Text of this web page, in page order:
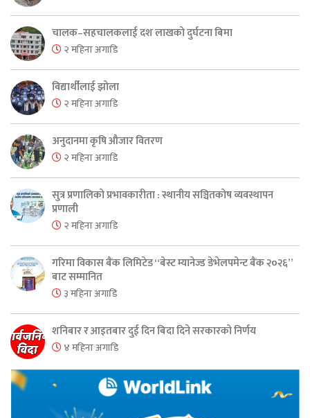
चालक–सहचालकलाई दश लाखको दुर्घटना बिमा
२ महिना अगाडि
विद्यार्थीलाई झोला
२ महिना अगाडि
अनुदानमा कृषि औजार वितरण
२ महिना अगाडि
सुत्र प्रणालिको प्रभावकारीता : स्थानीय सञ्चितकोष व्यवस्थापन
प्रणाली
२ महिना अगाडि
गरिमा विकास बैंक लिमिटेड “बेस्ट म्यानेज्ड डेभेलपमेन्ट बैंक २०२६”
बाट सम्मानित
३ महिना अगाडि
शनिबार र आइतबार दुई दिन बिदा दिने सरकारको निर्णय
४ महिना अगाडि